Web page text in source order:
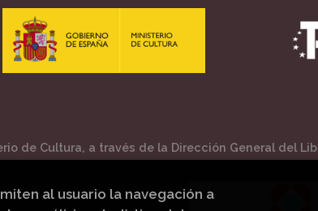
de Cultura, a través de la Dirección General del
al usuario la navegación a